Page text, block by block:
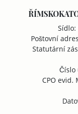
Sídlo:
Poštovní
Statutární
Číslo
CPO evid.